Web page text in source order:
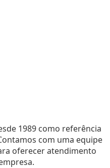
1989 como referência
com uma equipe
oferecer atendimento